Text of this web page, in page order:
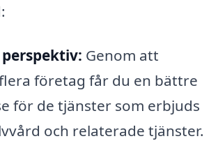
Genom att
företag får du en bättre
för de tjänster som erbjuds
och relaterade tjänster.